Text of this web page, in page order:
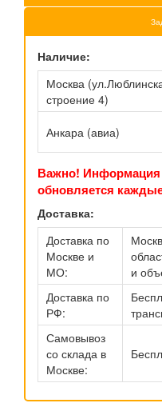
Наличие:
Москва
строение 4)
Анкара (авиа)
Важно! Информация
обновляется
Доставка:
Доставка по
Москве и
МО:
и
Доставка по
РФ:
Самовывоз
со склада в
Москве: